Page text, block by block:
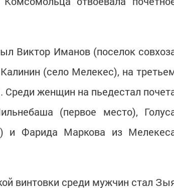
Виктор Иманов (поселок
(село Мелекес), на
женщин на пьедестал
(первое место),
и Фарида Маркова из
винтовки среди мужчин стал